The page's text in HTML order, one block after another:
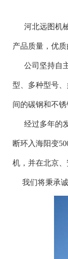
河北远图机械
产品质量，优
公司坚持自主
型、多种型号
间的碳钢和不锈
经过多年的发
断环入海阳变
机，并在北京
我们将秉承诚